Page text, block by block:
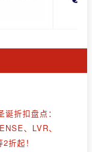
诞折扣盘点：
、LVR、
折起！